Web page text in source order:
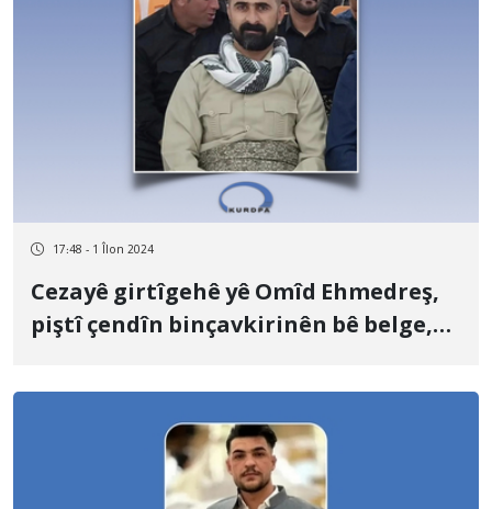
17:48 - 1 Îlon 2024
Cezayê girtîgehê yê Omîd Ehmedreş,
piştî çendîn binçavkirinên bê belge,